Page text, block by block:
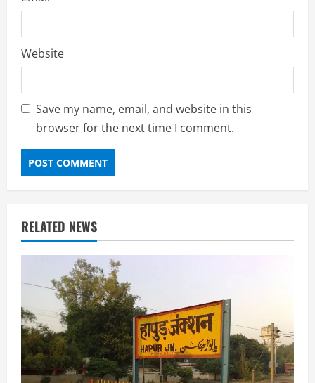
Website
Save my name, email, and website in this
browser for the next time I comment.
RELATED NEWS